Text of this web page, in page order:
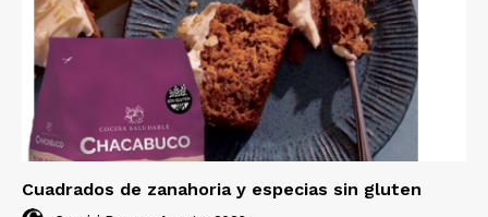
Cuadrados de zanahoria y especias sin gluten